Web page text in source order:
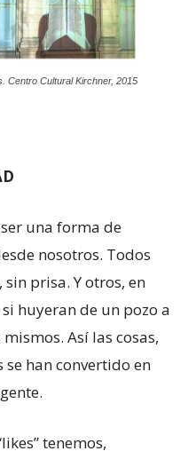
Centro Cultural Kirchner, 2015
una forma de
nosotros. Todos
prisa. Y otros, en
huyeran de un pozo a
Así las cosas,
se han convertido en
tenemos,